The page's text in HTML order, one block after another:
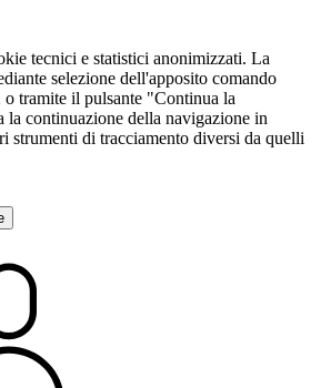
tecnici e statistici anonimizzati. La
selezione dell'apposito comando
tramite il pulsante "Continua la
la continuazione della navigazione in
strumenti di tracciamento diversi da quelli